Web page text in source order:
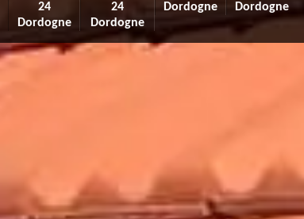
24
Dordogne
24
Dordogne
Dordogne
Dordogne